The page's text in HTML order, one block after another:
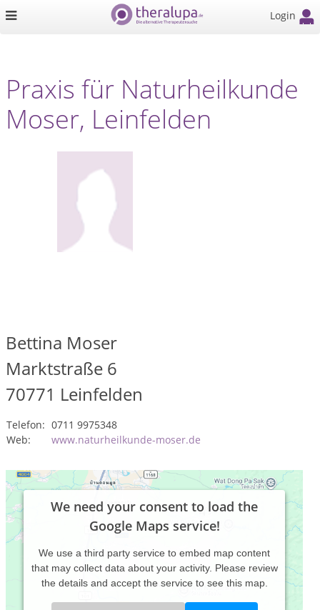
Login
Praxis für Naturheilkunde
Moser, Leinfelden
Bettina Moser
Marktstraße 6
70771 Leinfelden
Telefon: 0711 9975348
Web:
www.naturheilkunde-moser.de
We need your consent to load the
Google Maps service!
We use a third party service to embed map content
that may collect data about your activity. Please review
the details and accept the service to see this map.